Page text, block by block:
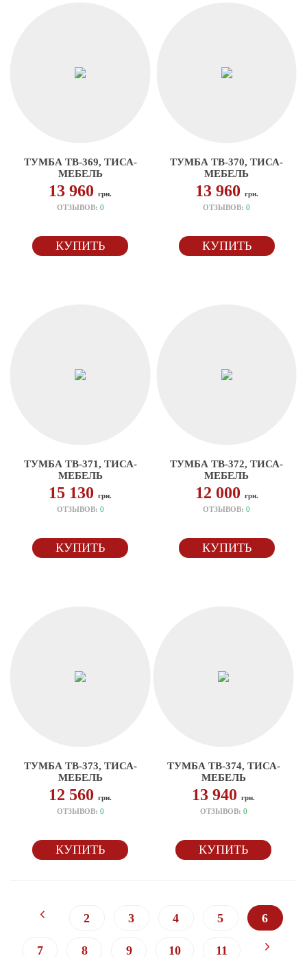
ТУМБА ТВ-369, ТИСА-
МЕБЕЛЬ
13 960грн.
ОТЗЫВОВ: 0
КУПИТЬ
ТУМБА ТВ-370, ТИСА-
МЕБЕЛЬ
13 960 грн.
ОТЗЫВОВ:0
КУПИТЬ
ТУМБА ТВ-371, ТИСА-
МЕБЕЛЬ
15 130грн.
ОТЗЫВОВ: 0
КУПИТЬ
ТУМБА ТВ-372, ТИСА-
МЕБЕЛЬ
12 000 грн.
ОТЗЫВОВ:0
КУПИТЬ
ТУМБА ТВ-373, ТИСА-
МЕБЕЛЬ
12 560грн.
ОТЗЫВОВ: 0
КУПИТЬ
ТУМБА ТВ-374, ТИСА-
МЕБЕЛЬ
13 940грн.
ОТЗЫВОВ: 0
КУПИТЬ
2 3 4 5 6
7 8 9 10 11